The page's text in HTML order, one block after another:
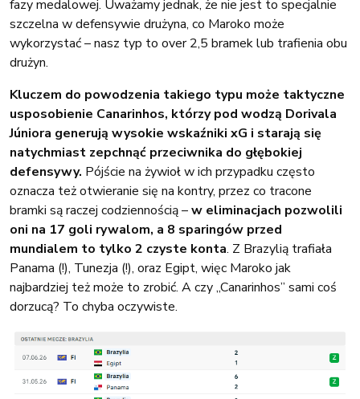
fazy medalowej. Uważamy jednak, że nie jest to specjalnie
szczelna w defensywie drużyna, co Maroko może
wykorzystać – nasz typ to over 2,5 bramek lub trafienia obu
drużyn.
Kluczem do powodzenia takiego typu może taktyczne
usposobienie Canarinhos, którzy pod wodzą Dorivala
Júniora generują wysokie wskaźniki xG i starają się
natychmiast zepchnąć przeciwnika do głębokiej
defensywy. Pójście na żywioł w ich przypadku często
oznacza też otwieranie się na kontry, przez co tracone
bramki są raczej codziennością –w eliminacjach pozwolili
oni na 17 goli rywalom, a 8 sparingów przed
mundialem to tylko 2 czyste konta. Z Brazylią trafiała
Panama (!), Tunezja (!), oraz Egipt, więc Maroko jak
najbardziej też może to zrobić. A czy „Canarinhos” sami coś
dorzucą? To chyba oczywiste.